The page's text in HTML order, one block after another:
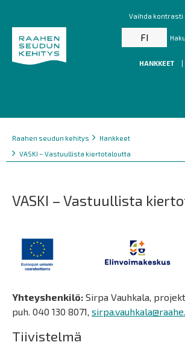
Vaihda kontrasti
Haku
FI
HANKKEET |
Murupolku
You
are
here:
Raahen seudun kehitys
Hankkeet
VASKI – Vastuullista kiertotaloutta
VASKI – Vastuullista
Yhteyshenkilö: Sirpa Vauhkala,
puh. 040 130 8071,
Tiivistelmä